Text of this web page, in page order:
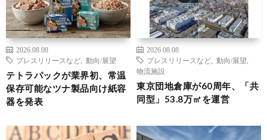
2026.08.08
プレスリリースなど
動向/展望
テトラパックが業界初、常温
保存可能なツナ製品向け紙容
器を発表
2026.08.08
プレスリリースなど
動向/展望
物流施設
東京団地倉庫が60周年、「共
同型」53.8万㎡を運営